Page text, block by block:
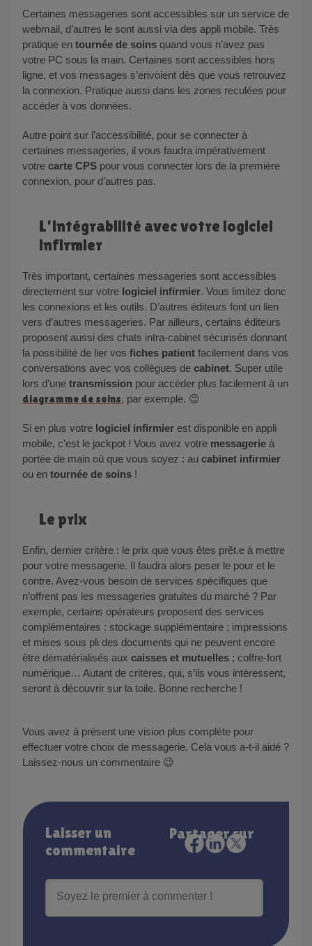
Certaines messageries sont accessibles sur un service de
webmail, d’autres le sont aussi via des appli mobile. Très
pratique en tournée de soins quand vous n’avez pas
votre PC sous la main. Certaines sont accessibles hors
ligne, et vos messages s’envoient dès que vous retrouvez
la connexion. Pratique aussi dans les zones reculées pour
accéder à vos données.
Autre point sur l’accessibilité, pour se connecter à
certaines messageries, il vous faudra impérativement
votre carte CPS pour vous connecter lors de la première
connexion, pour d’autres pas.
L’intégrabilité avec votre logiciel
infirmier
Très important, certaines messageries sont accessibles
directement sur votre logiciel infirmier. Vous limitez donc
les connexions et les outils. D’autres éditeurs font un lien
vers d’autres messageries. Par ailleurs, certains éditeurs
proposent aussi des chats intra-cabinet sécurisés donnant
la possibilité de lier vos fiches patient facilement dans vos
conversations avec vos collègues de cabinet. Super utile
lors d’une transmission pour accéder plus facilement à un
diagramme de soins, par exemple. 😉
Si en plus votre logiciel infirmier est disponible en appli
mobile, c’est le jackpot ! Vous avez votre messagerie à
portée de main où que vous soyez : au cabinet infirmier
ou en tournée de soins !
Le prix
Enfin, dernier critère : le prix que vous êtes prêt.e à mettre
pour votre messagerie. Il faudra alors peser le pour et le
contre. Avez-vous besoin de services spécifiques que
n’offrent pas les messageries gratuites du marché ? Par
exemple, certains opérateurs proposent des services
complémentaires : stockage supplémentaire ; impressions
et mises sous pli des documents qui ne peuvent encore
être dématérialisés aux caisses et mutuelles ; coffre-fort
numérique… Autant de critères, qui, s’ils vous intéressent,
seront à découvrir sur la toile. Bonne recherche !
Vous avez à présent une vision plus complète pour
effectuer votre choix de messagerie. Cela vous a-t-il aidé ?
Laissez-nous un commentaire 😉
Laisser un
commentaire
Partager sur